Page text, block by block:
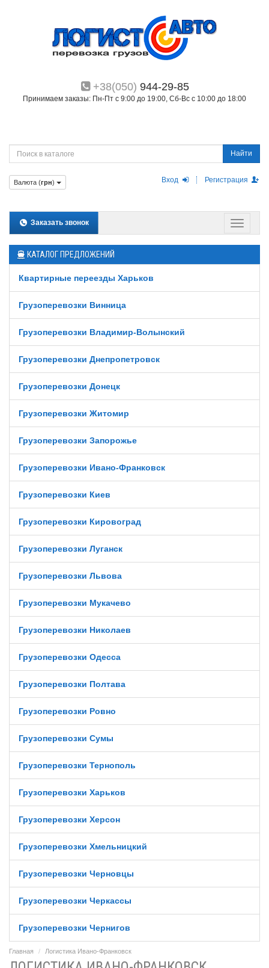
+38(050) 944-29-85
Принимаем заказы: Пн-Пт с 9:00 до 19:00, Сб-Вс с 10:00 до 18:00
Найти
Вход Регистрация
Валюта (грн)
Заказать звонок
КАТАЛОГ ПРЕДЛОЖЕНИЙ
Квартирные переезды Харьков
Грузоперевозки Винница
Грузоперевозки Владимир-Волынский
Грузоперевозки Днепропетровск
Грузоперевозки Донецк
Грузоперевозки Житомир
Грузоперевозки Запорожье
Грузоперевозки Ивано-Франковск
Грузоперевозки Киев
Грузоперевозки Кировоград
Грузоперевозки Луганск
Грузоперевозки Львова
Грузоперевозки Мукачево
Грузоперевозки Николаев
Грузоперевозки Одесса
Грузоперевозки Полтава
Грузоперевозки Ровно
Грузоперевозки Сумы
Грузоперевозки Тернополь
Грузоперевозки Харьков
Грузоперевозки Херсон
Грузоперевозки Хмельницкий
Грузоперевозки Черновцы
Грузоперевозки Черкассы
Грузоперевозки Чернигов
Главная Логистика Ивано-Франковск